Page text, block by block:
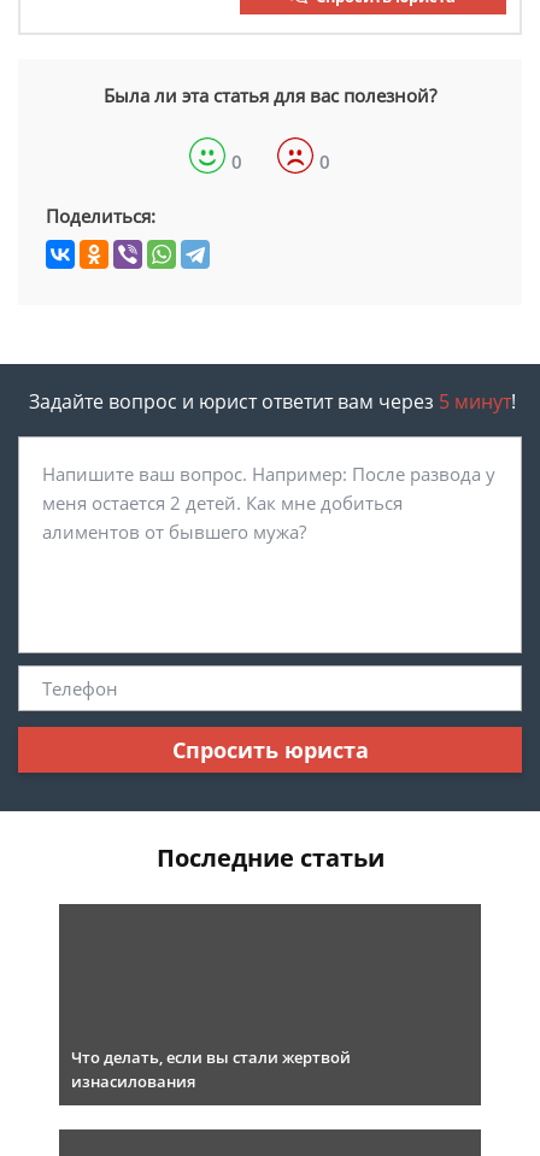
Была ли эта статья для вас полезной?
0 0
Поделиться:
Задайте вопрос и юрист ответит вам через 5 минут!
Спросить юриста
Последние статьи
Что делать, если вы стали жертвой
изнасилования